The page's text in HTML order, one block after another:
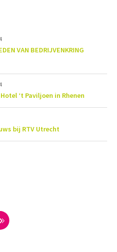
VAN BEDRIJVENKRING
‘t Paviljoen in Rhenen
bij RTV Utrecht